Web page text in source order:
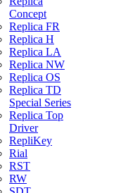
Concept
Replica FR
Replica H
Replica LA
Replica NW
Replica OS
Replica TD
Special Series
Replica Top
Driver
RepliKey
Rial
RST
RW